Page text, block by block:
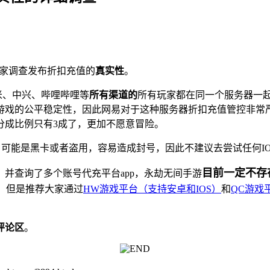
调查发布折扣充值的真实性。
中兴、哔哩哔哩等所有渠道的所有玩家都在同一个服务器一
的公平稳定性，因此网易对于这种服务器折扣充值管控非
比例只有3成了，更加不愿意冒险。
能是黑卡或者盗用，容易造成封号，因此不建议去尝试任何
查询了多个账号代充平台app，永劫无间手游 目前一定不存
但是推荐大家通过HW游戏平台（支持安卓和IOS） 和QC游戏
论区。